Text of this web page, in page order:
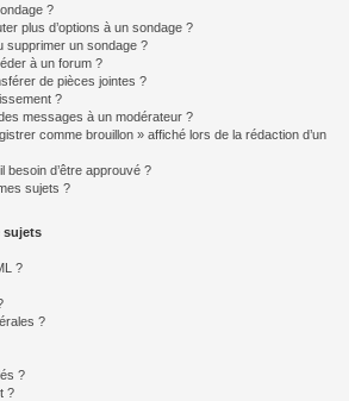
?
plus d’options à un sondage ?
supprimer un sondage ?
à un forum ?
de pièces jointes ?
?
messages à un modérateur ?
comme brouillon » affiché lors de la rédaction d’un
besoin d’être approuvé ?
sujets ?
sujets
?
?
?
?